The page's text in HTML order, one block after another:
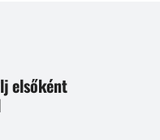
elsőként